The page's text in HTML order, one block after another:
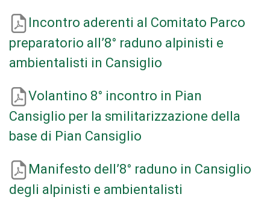
Incontro aderenti al Comitato Parco
preparatorio all’8° raduno alpinisti e
ambientalisti in Cansiglio
Volantino 8° incontro in Pian
Cansiglio per la smilitarizzazione della
base di Pian Cansiglio
Manifesto dell’8° raduno in Cansiglio
degli alpinisti e ambientalisti